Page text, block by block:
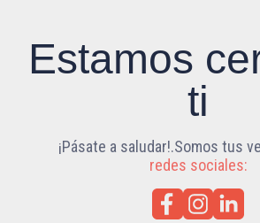
Estamos
ti
¡Pásate a saludar!.Somos tus
redes sociales: